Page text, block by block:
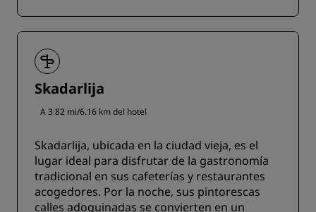
Skadarlija
A 3.82 mi/6.16 km del hotel
Skadarlija, ubicada en la ciudad vieja, es el
lugar ideal para disfrutar de la gastronomía
tradicional en sus cafeterías y restaurantes
acogedores. Por la noche, sus pintorescas
calles adoquinadas se convierten en un